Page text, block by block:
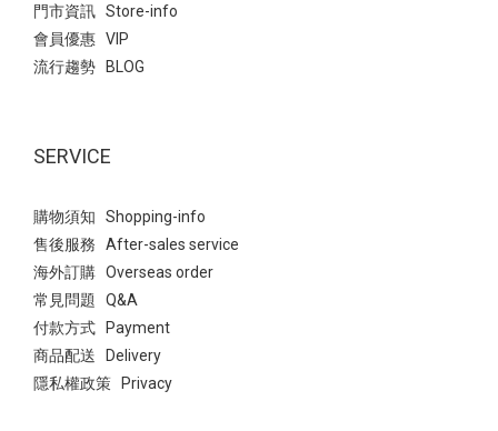
色底色呼應，營造出輕盈且優雅的「法式少女感」。 Point：建議搭
配一個與鞋子同色系的包包，能讓整體穿搭視覺更和諧，並凸顯鞋
子上的金色鎖釦作為整體的精緻點綴 瑪莉珍 拼接波點繫帶鎖釦瑪莉
輕盈、慵懶且不失優雅的氣息。 仙氣少女風→ 選擇微透感的服裝與
門市資訊 Store-info
會員優惠 VIP
流行趨勢 BLOG
SERVICE
購物須知 Shopping-info
售後服務 After-sales service
海外訂購 Overseas order
常見問題 Q&A
付款方式 Payment
商品配送 Delivery
隱私權政策 Privacy